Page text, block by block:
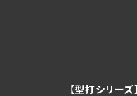
【型打シリーズ】